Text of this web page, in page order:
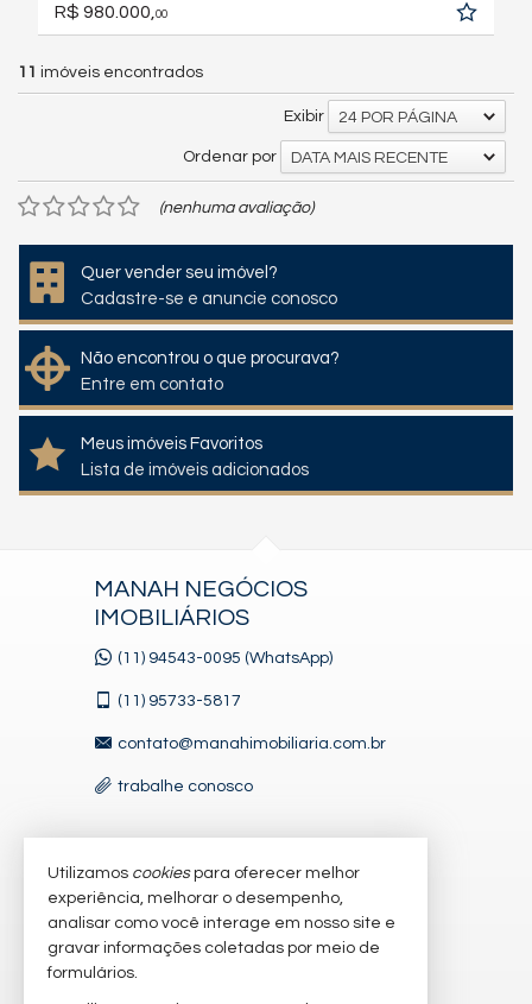
R$ 980.000, 00
11 imóveis encontrados
Exibir 24 POR PÁGINA
Ordenar por DATA MAIS RECENTE
(nenhuma avaliação)
Quer vender seu imóvel?
Cadastre-se e anuncie conosco
Não encontrou o que procurava?
Entre em contato
Meus imóveis Favoritos
Lista de imóveis adicionados
MANAH NEGÓCIOS
IMOBILIÁRIOS
(11) 94543-0095 (WhatsApp)
(11) 95733-5817
contato@manahimobiliaria.com.br
trabalhe conosco
VEJA MAIS
receba nosso newsletter
Utilizamos cookiespara oferecer melhor
experiência, melhorar o desempenho,
analisar como você interage em nosso site e
gravar informações coletadas por meio de
formulários.